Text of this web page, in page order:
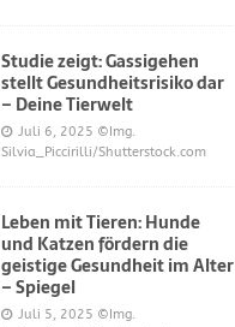
Studie zeigt: Gassigehen
stellt Gesundheitsrisiko dar
– Deine Tierwelt
Juli 6, 2025 ©Img.
Silvia_Piccirilli/Shutterstock.com
Leben mit Tieren: Hunde
und Katzen fördern die
geistige Gesundheit im Alter
– Spiegel
Juli 5, 2025 ©Img.